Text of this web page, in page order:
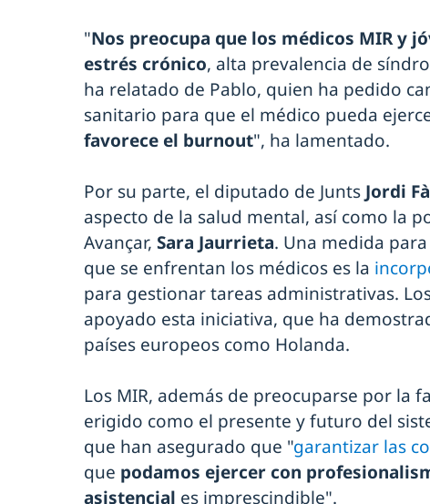
"Nos preocupa que los médicos MIR y
estrés crónico, alta prevalencia de
ha relatado de Pablo, quien ha pedido
sanitario para que el médico pueda
favorece el burnout", ha lamentado.
Por su parte, el diputado de Junts Jordi
aspecto de la salud mental, así como la
Avançar, Sara Jaurrieta. Una medida
que se enfrentan los médicos es la
para gestionar tareas administrativas.
apoyado esta iniciativa, que ha
países europeos como Holanda.
Los MIR, además de preocuparse por la
erigido como el presente y futuro del
que han asegurado que "garantizar las
que podamos ejercer con
asistencial es imprescindible".